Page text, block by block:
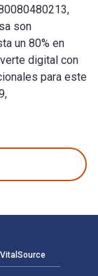
son
un 80% en
digital con
para este